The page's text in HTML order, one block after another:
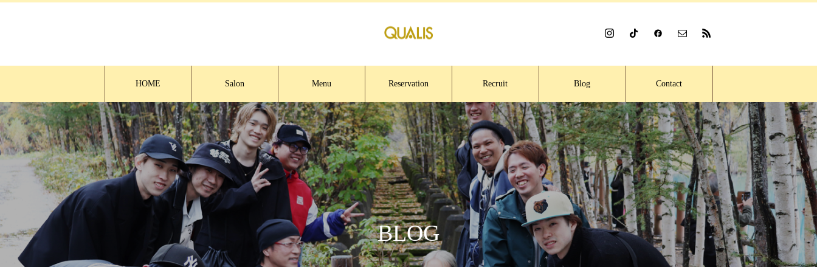
HOME Salon Menu Reservation Recruit Blog Contact
BLOG